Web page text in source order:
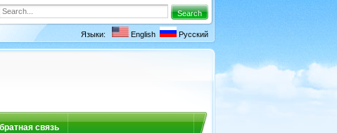
Языки: English Русский
связь